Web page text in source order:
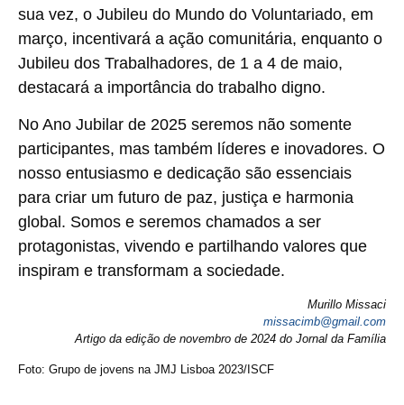
sua vez, o Jubileu do Mundo do Voluntariado, em
março, incentivará a ação comunitária, enquanto o
Jubileu dos Trabalhadores, de 1 a 4 de maio,
destacará a importância do trabalho digno.
No Ano Jubilar de 2025 seremos não somente
participantes, mas também líderes e inovadores. O
nosso entusiasmo e dedicação são essenciais
para criar um futuro de paz, justiça e harmonia
global. Somos e seremos chamados a ser
protagonistas, vivendo e partilhando valores que
inspiram e transformam a sociedade.
Murillo Missaci
missacimb@gmail.com
Artigo da edição de novembro de 2024 do Jornal da Família
Foto: Grupo de jovens na JMJ Lisboa 2023/ISCF